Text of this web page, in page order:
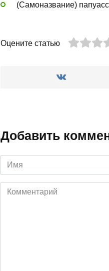
(Самоназвание)
Оцените статью
Добавить
Имя
*
Комментарий